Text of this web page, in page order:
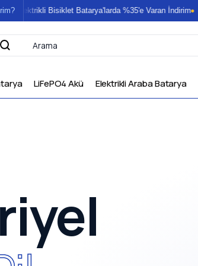
Elektrikli Bisiklet Batarya'larda %35'e Varan İndirim
LiFePO4 Akü Elektrikli Araba Batarya